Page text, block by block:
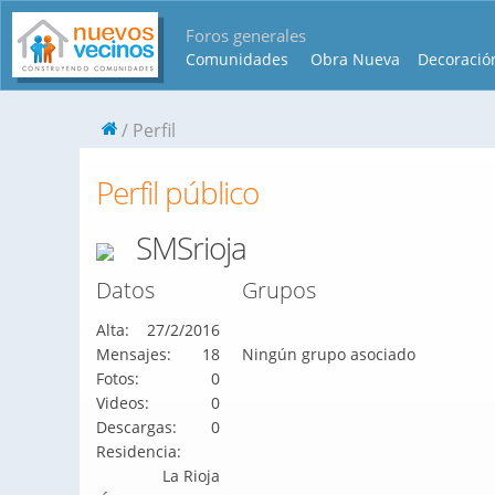
Foros generales
Comunidades Obra Nueva
Perfil
Perfil público
SMSrioja
Datos
Alta:
27/2/2016
Mensajes:
18
Fotos:
0
Videos:
0
Descargas:
0
Residencia:
La Rioja
Grupos
Ningún grupo asociado